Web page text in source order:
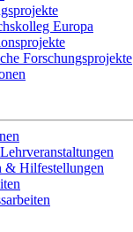
Europa
Forschungsprojekte
& Hilfestellungen